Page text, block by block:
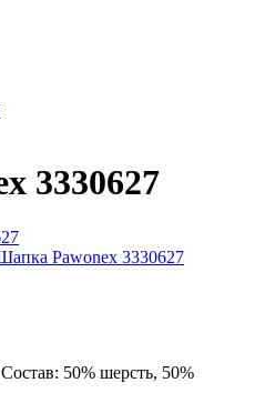
3330627
50% шерсть, 50%